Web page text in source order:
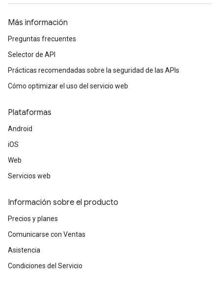
Más información
Preguntas frecuentes
Selector de API
Prácticas recomendadas sobre la seguridad de las APIs
Cómo optimizar el uso del servicio web
Plataformas
Android
iOS
Web
Servicios web
Información sobre el producto
Precios y planes
Comunicarse con Ventas
Asistencia
Condiciones del Servicio